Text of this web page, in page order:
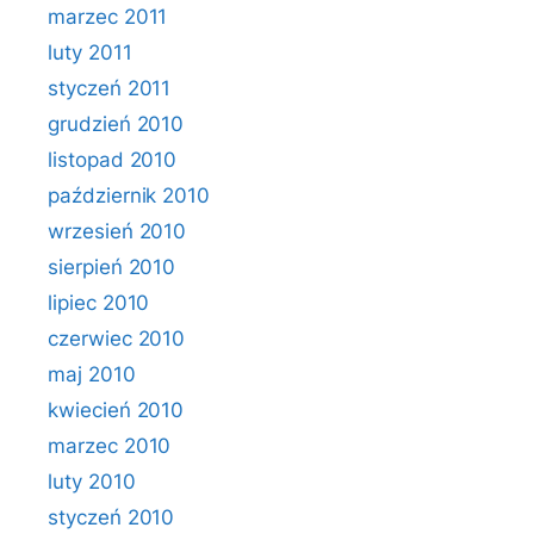
marzec 2011
luty 2011
styczeń 2011
grudzień 2010
listopad 2010
październik 2010
wrzesień 2010
sierpień 2010
lipiec 2010
czerwiec 2010
maj 2010
kwiecień 2010
marzec 2010
luty 2010
styczeń 2010